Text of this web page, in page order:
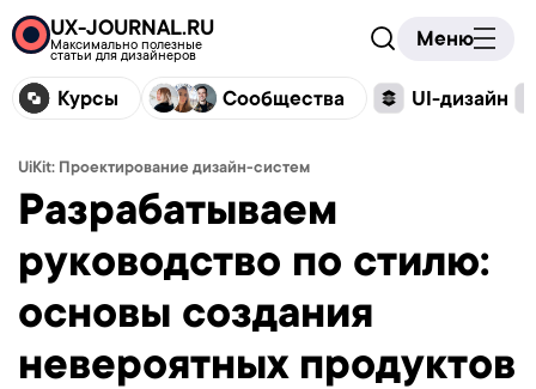
UX-JOURNAL.RU
Максимально полезные
статьи для дизайнеров
Меню
Курсы Сообщества UI-дизайн
UiKit: Проектирование дизайн-систем
Разрабатываем
руководство по стилю:
основы создания
невероятных продуктов